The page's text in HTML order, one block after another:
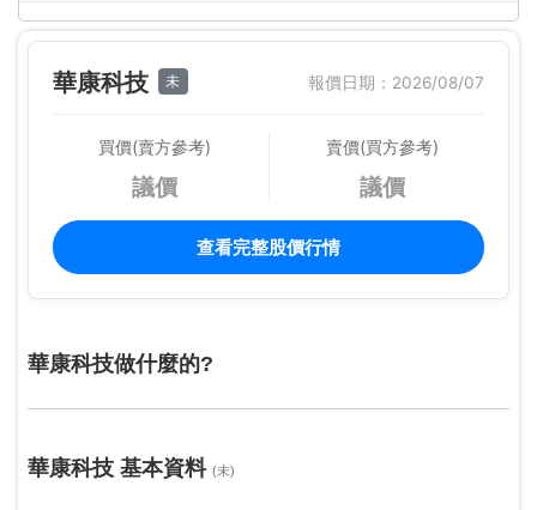
華康科技 未 報價日期：2026/08/07
買價(賣方參考)
議價
賣價(買方參考)
議價
查看完整股價行情
華康科技做什麼的?
華康科技 基本資料 (未)